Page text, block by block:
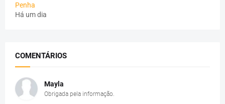
Penha
Há um dia
COMENTÁRIOS
Mayla
Obrigada pela informação.